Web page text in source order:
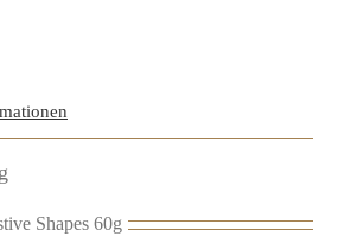
Shapes 60g